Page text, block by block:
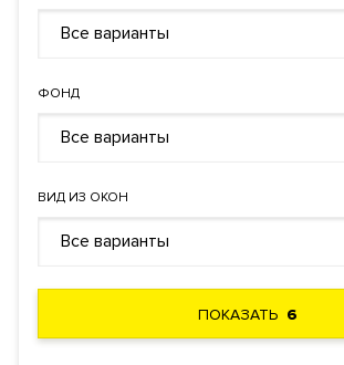
Все варианты
ФОНД
Все варианты
ВИД ИЗ ОКОН
Все варианты
ПОКАЗАТЬ 6